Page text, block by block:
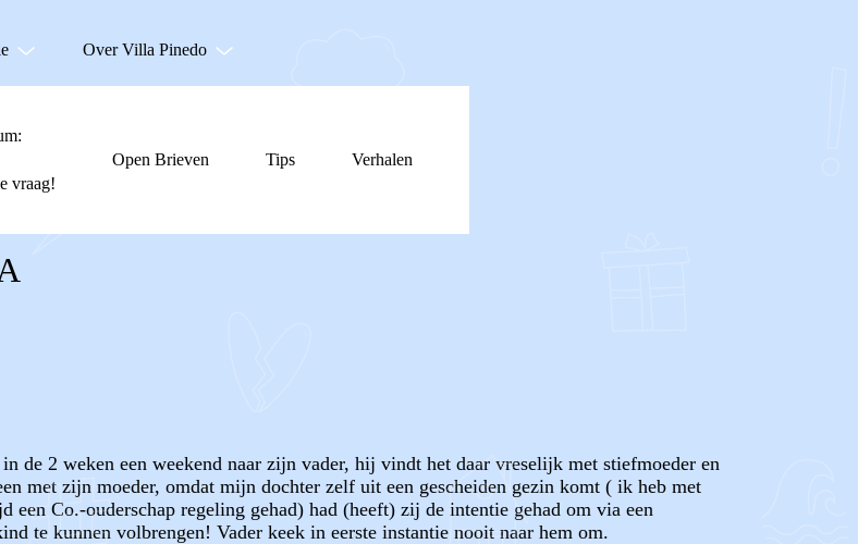
Over Villa Pinedo
vraag!
Open Brieven Tips Verhalen
de 2 weken een weekend naar zijn vader, hij vindt het daar vreselijk met stiefmoeder en
met zijn moeder, omdat mijn dochter zelf uit een gescheiden gezin komt ( ik heb met
Co.-ouderschap regeling gehad) had (heeft) zij de intentie gehad om via een
te kunnen volbrengen! Vader keek in eerste instantie nooit naar hem om.